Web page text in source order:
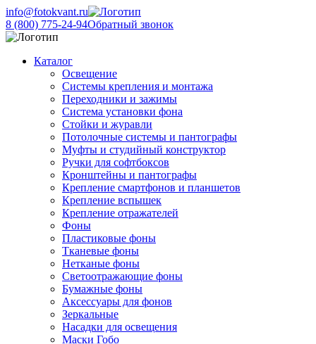
info@fotokvant.ru
8 (800) 775-24-94Обратный звонок
Каталог
Освещение
Системы крепления и монтажа
Переходники и зажимы
Система установки фона
Стойки и журавли
Потолочные системы и пантографы
Муфты и студийный конструктор
Ручки для софтбоксов
Кронштейны и пантографы
Крепление смартфонов и планшетов
Крепление вспышек
Крепление отражателей
Фоны
Пластиковые фоны
Тканевые фоны
Нетканые фоны
Светоотражающие фоны
Бумажные фоны
Аксессуары для фонов
Зеркальные
Насадки для освещения
Маски Гобо